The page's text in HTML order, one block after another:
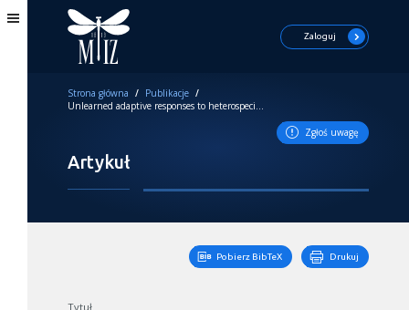
Zaloguj
Strona główna / Publikacje /
Unlearned adaptive responses to heterospecific referential alarm calls in two bird species from separate evolutionary lineages
Zgłoś uwagę
Artykuł
Pobierz BibTeX Drukuj
Tytuł